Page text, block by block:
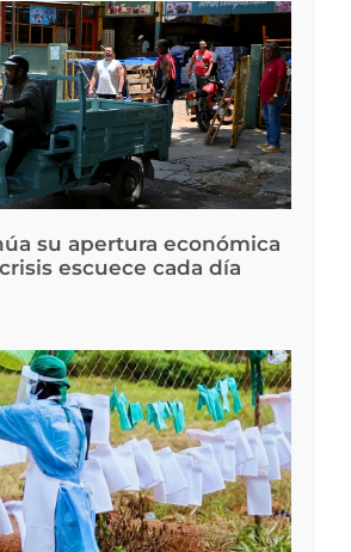
su apertura económica
escuece cada día